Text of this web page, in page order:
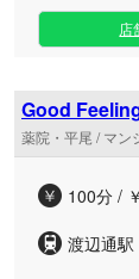
店
Good
薬院・平尾 / マン
100分 /
渡辺通駅